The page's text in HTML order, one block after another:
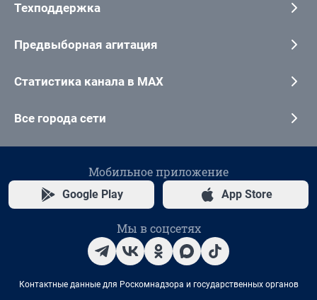
Техподдержка
Предвыборная агитация
Статистика канала в MAX
Все города сети
Мобильное приложение
Google Play App Store
Мы в соцсетях
Контактные данные для Роскомнадзора и государственных органов